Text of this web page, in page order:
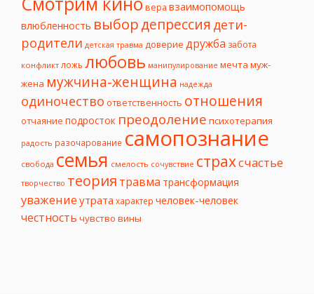
вера взаимопомощь
влюбленность выбордепрессия дети-
родители детская травма доверие дружба забота
конфликт ложь любовь манипулирование мечта муж-
жена мужчина-женщина надежда
одиночество ответственность отношения
отчаяние подросток преодоление психотерапия
радость разочарование самопознание
свобода семья смелость сочувствие страхсчастье
творчество теория травма трансформация
уважение утрата характер человек-человек
честность чувство вины